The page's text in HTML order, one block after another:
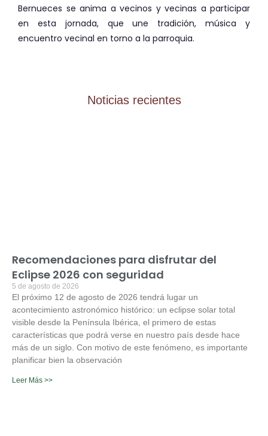
Bernueces se anima a vecinos y vecinas a participar
en esta jornada, que une tradición, música y
encuentro vecinal en torno a la parroquia.
Noticias recientes
Recomendaciones para disfrutar del
Eclipse 2026 con seguridad
5 de agosto de 2026
El próximo 12 de agosto de 2026 tendrá lugar un
acontecimiento astronómico histórico: un eclipse solar total
visible desde la Península Ibérica, el primero de estas
características que podrá verse en nuestro país desde hace
más de un siglo. Con motivo de este fenómeno, es importante
planificar bien la observación
Leer Más >>